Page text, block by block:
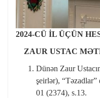
2024-CÜ İL ÜÇÜN
ZAUR USTAC M
Dünən Zaur
şeirlər),
01 (2374), s.13.